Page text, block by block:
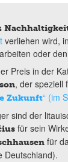
verliehen wird,
oder
Preis in der
, der speziell
Zukunft“ (im
sind der
für sein
für
Deutschland).